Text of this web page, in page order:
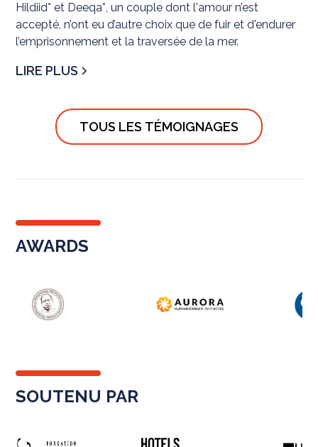
Hildiid* et Deeqa*, un couple dont l'amour n’est
accepté, n’ont eu d’autre choix que de fuir et d'endurer
l’emprisonnement et la traversée de la mer.
LIRE PLUS
TOUS LES TÉMOIGNAGES
AWARDS
SOUTENU PAR